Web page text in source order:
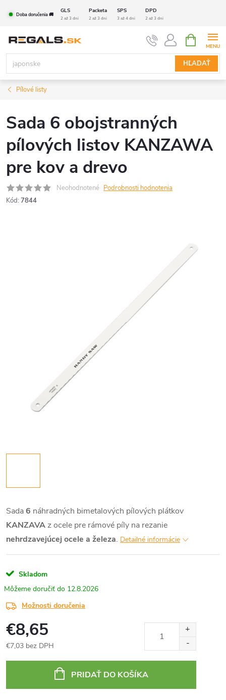
Doba doručenia 🚚
GLS Packeta SPS DPD
2 až 3 dni 2 až 3 dni 3 až 4 dni 2 až 3 dni
HĽADAŤ
KOŠÍK
Pílové listy
Sada 6 obojstranných
pílových listov KANZAWA
pre kov a drevo
Neohodnotené Podrobnosti hodnotenia
Kód: 7844
Sada6 náhradných bimetalových pílových plátkov
KANZAVAz ocele pre rámové píly na rezanie
nehrdzavejúcej ocele a železa. Detailné informácie
Skladom
12.8.2026
Možnosti doručenia
€8,65
€7,03 bez DPH
PRIDAŤ DO KOŠÍKA